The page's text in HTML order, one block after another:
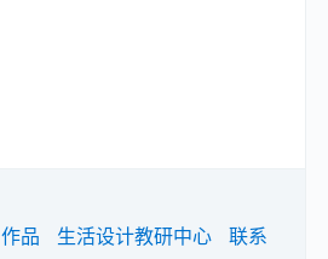
作品 生活设计教研中心
联系